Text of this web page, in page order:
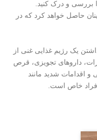
و درک کنید.
حاصل خواهد کرد که در
یک رژیم غذایی غنی از
داروهای تجویزی، قرص
اقدامات شدید مانند
خاص است.